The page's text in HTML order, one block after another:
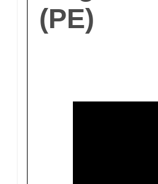
(PE)